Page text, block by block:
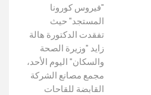
"فيروس كورونا
المستجد" حيث
تفقدت الدكتورة هالة
زايد "وزيرة الصحة
والسكان" اليوم الأحد،
مجمع مصانع الشركة
القابضة للقاحات